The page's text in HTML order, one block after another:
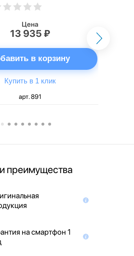
Цена
13 935 ₽
в корзину
Купить в 1 клик
арт. 891
преимущества
на смартфон 1